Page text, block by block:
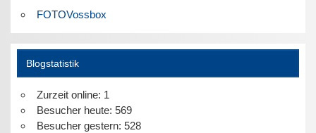
FOTOVossbox
Blogstatistik
Zurzeit online: 1
Besucher heute: 569
Besucher gestern: 528